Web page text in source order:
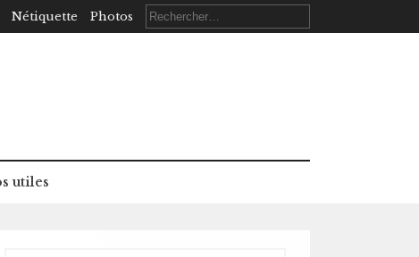
Nétiquette Photos Rechercher :
utiles